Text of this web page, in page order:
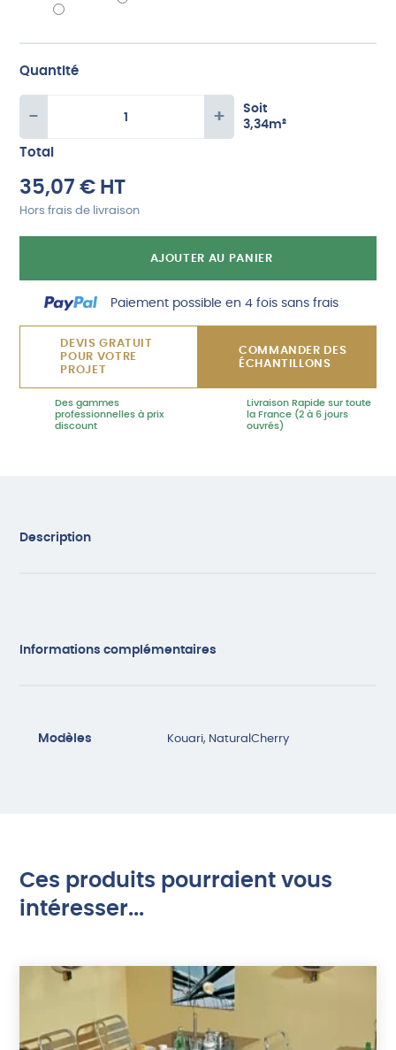
Quantité
-
de
Lame
parquet
coller
gamme
+
Soit
3,34m²
Total
35,07€ HT
Hors frais de livraison
AJOUTER AU PANIER
Paiement possible en 4 fois sans frais
DEVIS GRATUIT
POUR VOTRE
PROJET
COMMANDER DES
ÉCHANTILLONS
Des gammes
professionnelles à prix
discount
Livraison Rapide sur toute
la France (2 à 6 jours
ouvrés)
Description
Informations complémentaires
Modèles Kouari, NaturalCherry
Ces produits pourraient vous
intéresser...